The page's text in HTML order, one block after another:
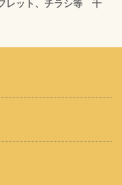
レット、チラシ等 千